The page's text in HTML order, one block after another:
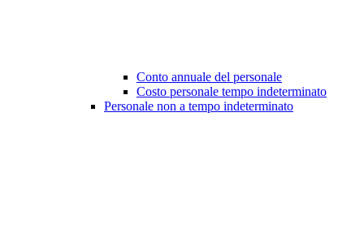
Conto annuale del personale
Costo personale tempo indeterminato
Personale non a tempo indeterminato